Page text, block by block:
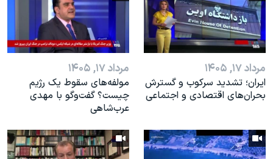
مرداد ۱۷, ۱۴۰۵
ایران؛ تشدید سرکوب و گسترش
بحران‌های اقتصادی و اجتماعی
مرداد ۱۷, ۱۴۰۵
مولفه‌های سقوط یک رژیم
چیست؟ گفت‌وگو با مهدی
عرب‌شاهی